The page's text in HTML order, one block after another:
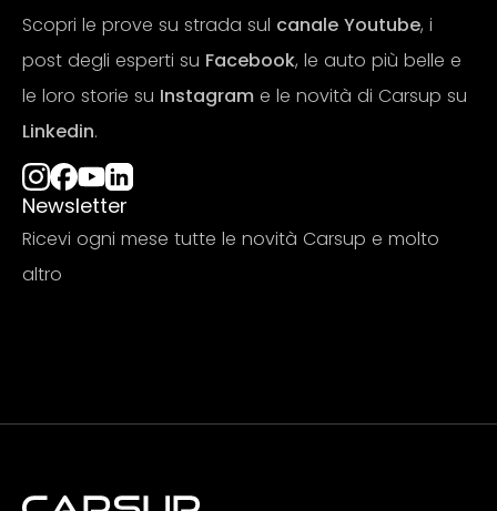
Scopri le prove su strada sul canale Youtube, i
post degli esperti su Facebook, le auto più belle e
le loro storie su Instagram e le novità di Carsup su
Linkedin.
Newsletter
Ricevi ogni mese tutte le novità Carsup e molto
altro